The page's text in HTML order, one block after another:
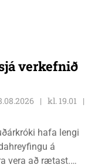
verkefnið
kl. 19.01
hafa lengi
á
vera að rætast.